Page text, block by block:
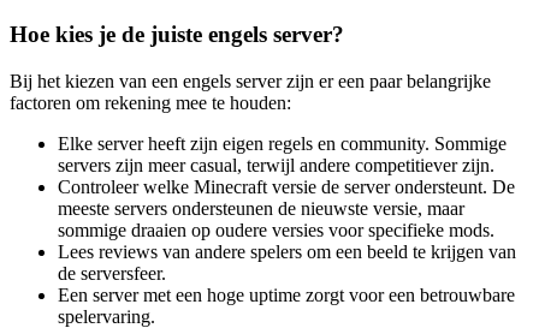
Hoe kies je de juiste engels server?
Bij het kiezen van een engels server zijn er een paar belangrijke
factoren om rekening mee te houden:
Elke server heeft zijn eigen regels en community. Sommige
servers zijn meer casual, terwijl andere competitiever zijn.
Controleer welke Minecraft versie de server ondersteunt. De
meeste servers ondersteunen de nieuwste versie, maar
sommige draaien op oudere versies voor specifieke mods.
Lees reviews van andere spelers om een beeld te krijgen van
de serversfeer.
Een server met een hoge uptime zorgt voor een betrouwbare
spelervaring.